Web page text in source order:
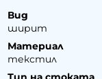
Вид
ширит
Материал
текстил